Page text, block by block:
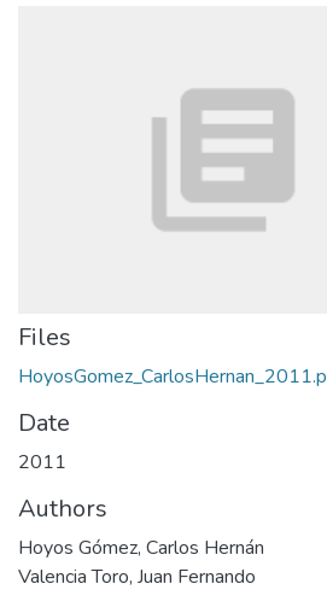
Files
Date
2011
Authors
Hoyos Gómez, Carlos Hernán
Valencia Toro, Juan Fernando